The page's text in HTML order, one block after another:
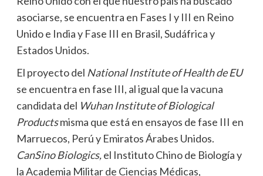
asociarse, se encuentra en Fases I y III en Reino
Unido e India y Fase III en Brasil, Sudáfrica y
Estados Unidos.
El proyecto del National Institute of Health de EU
se encuentra en fase III, al igual que la vacuna
candidata del Wuhan Institute of Biological
Productsmisma que está en ensayos de fase III en
Marruecos, Perú y Emiratos Árabes Unidos.
CanSino Biologics,el Instituto Chino de Biología y
la Academia Militar de Ciencias Médicas,